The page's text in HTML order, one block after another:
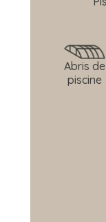
Abris de
piscine